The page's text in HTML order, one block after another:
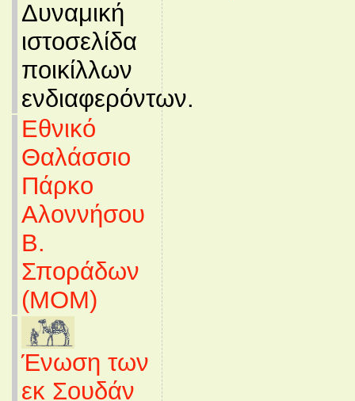
Δυναμική
ιστοσελίδα
ποικίλλων
ενδιαφερόντων.
Εθνικό
Θαλάσσιο
Πάρκο
Αλοννήσου
Β.
Σποράδων
(MOM)
Ένωση των
εκ Σουδάν